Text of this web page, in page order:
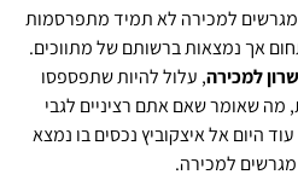
מגרשים למכירה לא תמיד מתפרסמות
אך נמצאות ברשותם של מתווכים.
למכירה, עלול להיות שתפספסו
מה שאומר שאם אתם רציניים לגבי
היום אל איצקוביץ נכסים בו נמצא
למכירה.